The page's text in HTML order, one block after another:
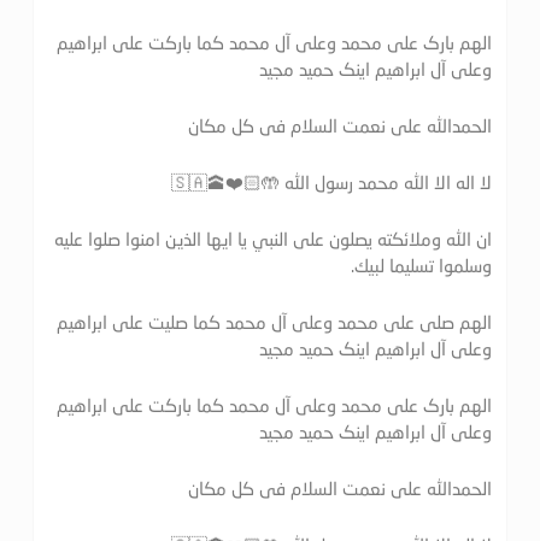
الهم بارک علی محمد وعلی آل محمد کما بارکت علی ابراهیم
وعلی آل ابراهیم اینک حمید مجید
الحمدالله علی نعمت السلام فی کل مکان
لا اله الا الله محمد رسول الله 🤲🏻❤️🕋🇸🇦
ان الله وملائكته يصلون على النبي يا ايها الذين امنوا صلوا عليه
وسلموا تسليما لبيك.
الهم صلی علی محمد وعلی آل محمد کما صلیت علی ابراهیم
وعلی آل ابراهیم اینک حمید مجید
الهم بارک علی محمد وعلی آل محمد کما بارکت علی ابراهیم
وعلی آل ابراهیم اینک حمید مجید
الحمدالله علی نعمت السلام فی کل مکان